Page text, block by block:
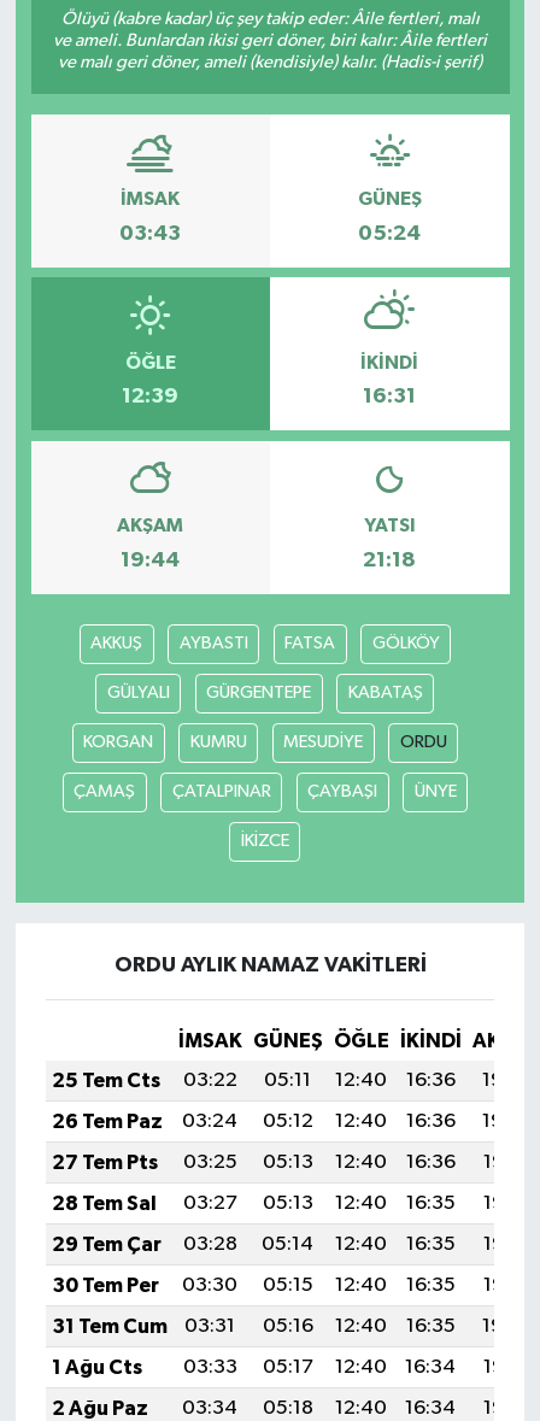
Ölüyü (kabre kadar) üç şey takip eder: Âile fertleri, malı
ve ameli. Bunlardan ikisi geri döner, biri kalır: Âile fertleri
ve malı geri döner, ameli (kendisiyle) kalır. (Hadis-i şerif)
İMSAK
03:43
GÜNEŞ
05:24
ÖĞLE
12:39
İKINDI
16:31
AKŞAM
19:44
YATSI
21:18
AKKUŞ AYBASTI FATSA GÖLKÖY
GÜLYALI GÜRGENTEPE KABATAŞ
KORGAN KUMRU MESUDİYE ORDU
ÇAMAŞ ÇATALPINAR ÇAYBAŞI ÜNYE
İKİZCE
ORDU AYLIK NAMAZ VAKITLERI
İMSAK GÜNEŞ ÖĞLE İKINDI
25 Tem Cts
03:22 05:11 12:40 16:36
19:59
26 Tem Paz
03:24 05:12 12:40 16:36
19:59
27 Tem Pts
03:25 05:13 12:40 16:36
19:58
28 Tem Sal
03:27 05:13 12:40 16:35
19:57
29 Tem Çar
03:28 05:14 12:40 16:35
19:56
30 Tem Per
03:30 05:15 12:40 16:35
19:55
31 Tem Cum
03:31 05:16 12:40 16:35
19:54
1 Ağu Cts
03:33 05:17 12:40 16:34
19:53
2 Ağu Paz
03:34 05:18 12:40 16:34
19:52
Resmi İlanlar